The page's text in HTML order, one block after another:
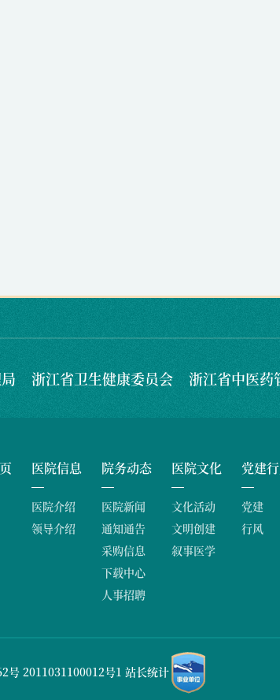
局 浙江省卫生健康委员会 浙江省中医药
医院信息
医院介绍
领导介绍
院务动态
医院新闻
通知通告
采购信息
下载中心
人事招聘
医院文化
文化活动
文明创建
叙事医学
党建
党建
行风
号 2011031100012号1 站长统计